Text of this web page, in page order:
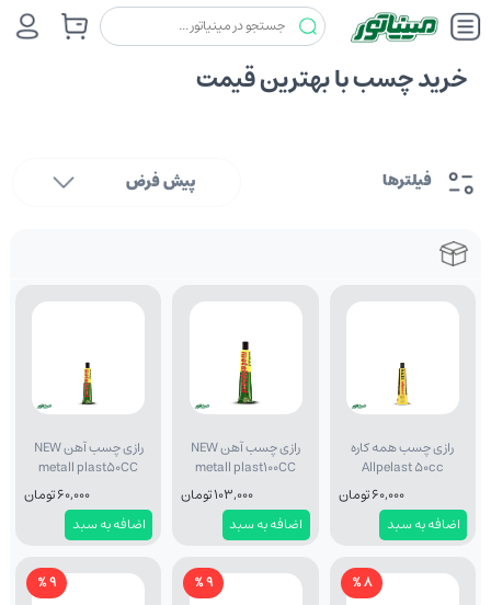
خرید چسب با بهترین قیمت
فیلترها پیش فرض
رازی چسب همه کاره
Allpelast 50cc
اضافه به سبد
60,000 تومان
رازی چسب آهن NEW
metall plast100CC
اضافه به سبد
103,000 تومان
رازی چسب آهن NEW
metall plast50CC
اضافه به سبد
60,000 تومان
8 %
9 %
9 %